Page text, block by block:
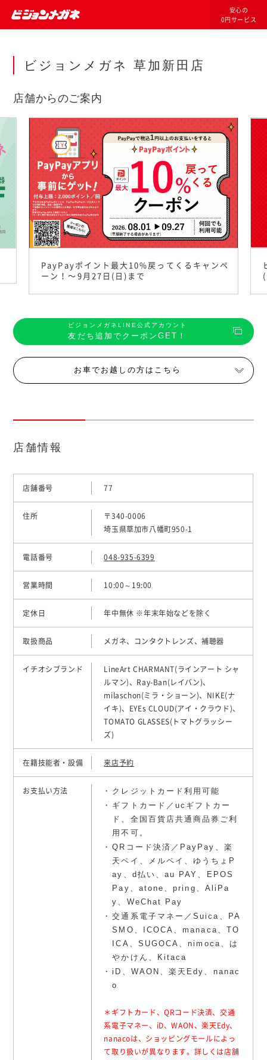
安心の
0円サービス
ビジョンメガネ 草加新田店
店舗からのご案内
PayPayポイント最大10%戻ってくるキャンペ
ーン！〜9月27日(日)まで
ビジョンメガネLINE公式アカウント
友だち追加でクーポンGET！
お車でお越しの方はこちら
店舗情報
店舗番号 77
住所
〒340-0006
埼玉県草加市八幡町950-1
電話番号 048-935-6399
営業時間 10:00～19:00
定休日 年中無休 ※年末年始などを除く
取扱商品 メガネ、コンタクトレンズ、補聴器
イチオシブランド
LineArt CHARMANT(ラインアート シャ
ルマン)、Ray-Ban(レイバン)、
milaschon(ミラ・ショーン)、NIKE(ナ
イキ)、EYEs CLOUD(アイ・クラウド)、
TOMATO GLASSES(トマトグラッシー
ズ)
在籍技能者・設備 来店予約
お支払い方法
クレジットカード利用可能
ギフトカード／ucギフトカー
ド、全国百貨店共通商品券ご利
用不可。
QRコード決済／PayPay、楽
天ペイ、メルペイ、ゆうちょP
ay、d払い、au PAY、EPOS
Pay、atone、pring、AliPa
y、WeChat Pay
交通系電子マネー／Suica、PA
SMO、ICOCA、manaca、TO
ICA、SUGOCA、nimoca、は
やかけん、Kitaca
iD、WAON、楽天Edy、nanac
o
＊ギフトカード、QRコード決済、交通
系電子マネー、iD、WAON、楽天Edy、
nanacoは、ショッピングモールによっ
て取り扱いが異なります。詳しくは店舗